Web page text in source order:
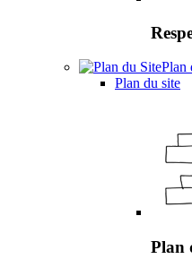
Plan
Plan du site
Plan